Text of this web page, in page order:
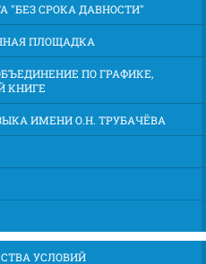
"БЕЗ СРОКА ДАВНОСТИ"
ПЛОЩАДКА
ПО ГРАФИКЕ,
КНИГЕ
ИМЕНИ О.Н. ТРУБАЧЁВА
УСЛОВИЙ